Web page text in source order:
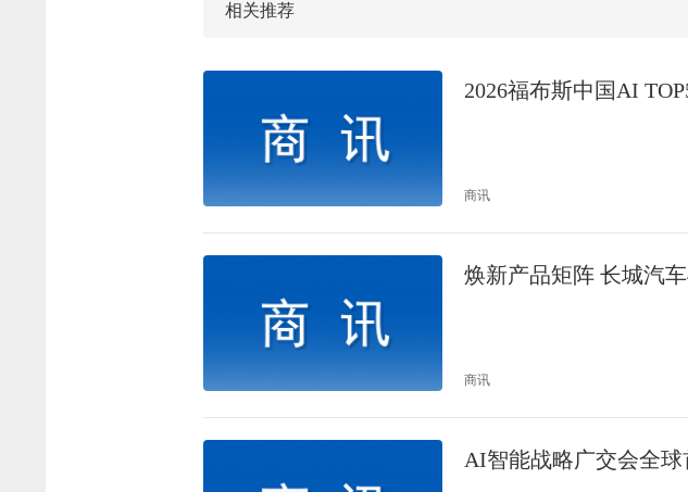
相关推荐
2026福布斯中国AI
商讯
焕新产品矩阵 长城汽
商讯
AI智能战略广交会全